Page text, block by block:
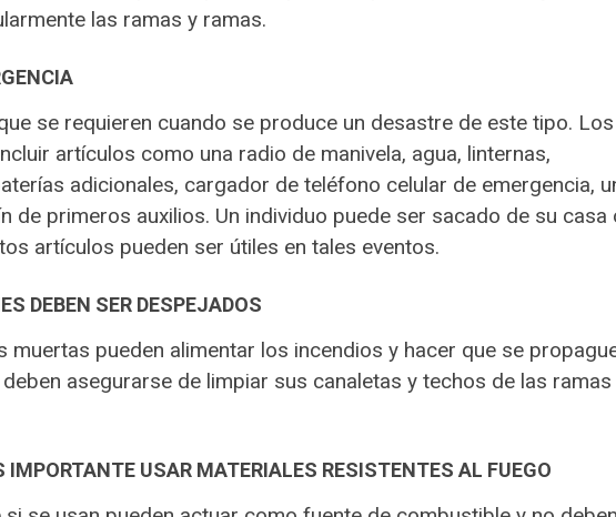
las ramas y ramas.
se requieren cuando se produce un desastre de este tipo. Los
artículos como una radio de manivela, agua, linternas,
adicionales, cargador de teléfono celular de emergencia,
de primeros auxilios. Un individuo puede ser sacado de su casa
artículos pueden ser útiles en tales eventos.
DEBEN SER DESPEJADOS
muertas pueden alimentar los incendios y hacer que se
asegurarse de limpiar sus canaletas y techos de las ramas
USAR MATERIALES RESISTENTES AL FUEGO